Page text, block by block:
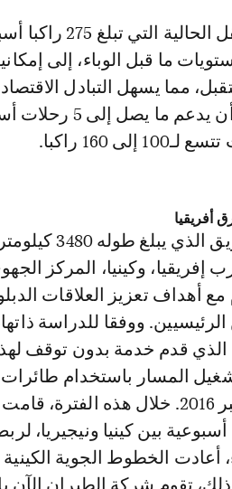
وتشير الحركة
مما يسهل التبادل
أن الطريق يمكن
أفريقيا
من شأن هذا
إفريقيا، وكينيا، المركز
أهداف تعزيز العلاقات
الرئيسيين. ووفقا للدراسة
الذي قدم خدمة بدون توقف
يونيو 2014 إلى نونبر 2016. خلال
12 رحلة أسبوعية بين كينيا
أعادت الخطوط الجوية
تقوم شركة الطيران الآن